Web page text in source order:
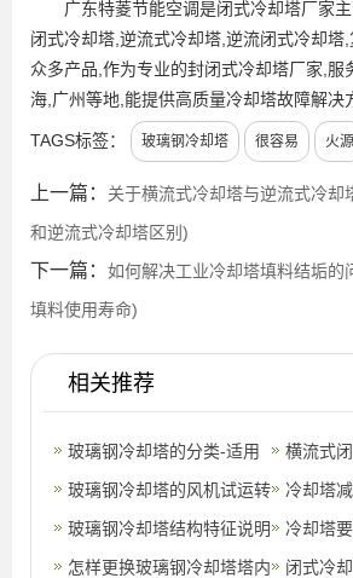
广东特菱节能空调是闭式冷却塔厂家
闭式冷却塔,逆流式冷却塔,逆流闭式冷却塔
众多产品,作为专业的封闭式冷却塔厂家,服
海,广州等地,能提供高质量冷却塔故障解决
TAGS标签： 玻璃钢冷却塔 很容易 火源
上一篇： 关于横流式冷却塔与逆流式冷却
和逆流式冷却塔区别)
下一篇： 如何解决工业冷却塔填料结垢的
填料使用寿命)
相关推荐
玻璃钢冷却塔的分类-适用
范围-结构形式(工业型玻璃
钢冷却塔
横流式
(太原横
玻璃钢冷却塔的风机试运转
及安装要求?(玻璃钢冷却塔
专用风
冷却塔
玻璃钢冷却塔结构特征说明
(玻璃钢冷却塔工艺制作流
冷却塔
的选型
怎样更换玻璃钢冷却塔塔内
闭式冷